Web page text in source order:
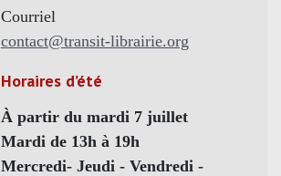
Courriel
contact@transit-librairie.org
Horaires d’été
À partir du mardi 7 juillet
Mardi de 13h à 19h
Mercredi- Jeudi - Vendredi -